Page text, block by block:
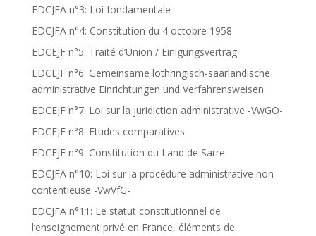
EDCJFA n°3: Loi fondamentale
EDCJFA n°4: Constitution du 4 octobre 1958
EDCEJF n°5: Traité d’Union / Einigungsvertrag
EDCEJF n°6: Gemeinsame lothringisch-saarländische
administrative Einrichtungen und Verfahrensweisen
EDCEJF n°7: Loi sur la juridiction administrative -VwGO-
EDCEJF n°8: Etudes comparatives
EDCEJF n°9: Constitution du Land de Sarre
EDCJFA n°10: Loi sur la procédure administrative non
contentieuse -VwVfG-
EDCJFA n°11: Le statut constitutionnel de
l’enseignement privé en France, éléments de